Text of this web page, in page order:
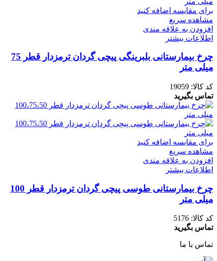
برای مقایسه اضافه کنید
مشاهده سریع
افزودن به علاقه مندی
اطلاعات بیشتر
چرخ بیمارستانی بلبرینگی پیچی گردان ترمزدار قطر 75
میلی متر
کد کالا: 19059
تماس بگیرید
برای مقایسه اضافه کنید
مشاهده سریع
افزودن به علاقه مندی
اطلاعات بیشتر
چرخ بیمارستانی طوسی پیچی گردان ترمزدار قطر 100
میلی متر
کد کالا: 5176
تماس بگیرید
تماس با ما